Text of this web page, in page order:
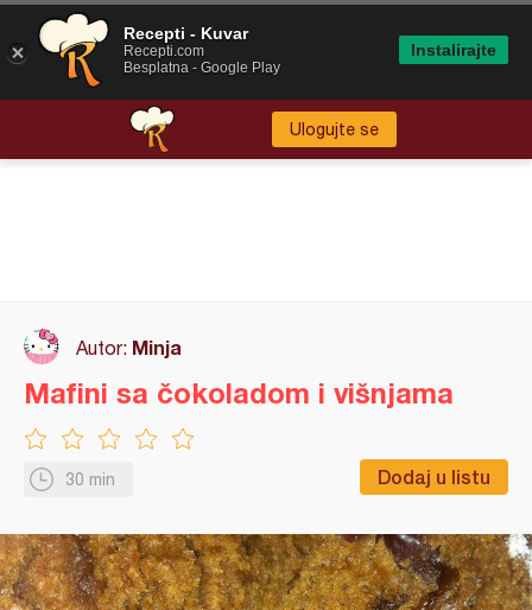
Ulogujte se
Autor: Minja
30 min Dodaj u listu
Mafini sa čokoladom i višnjama
Recepti - Kuvar
Recepti.com
Besplatna - Google Play
Instalirajte